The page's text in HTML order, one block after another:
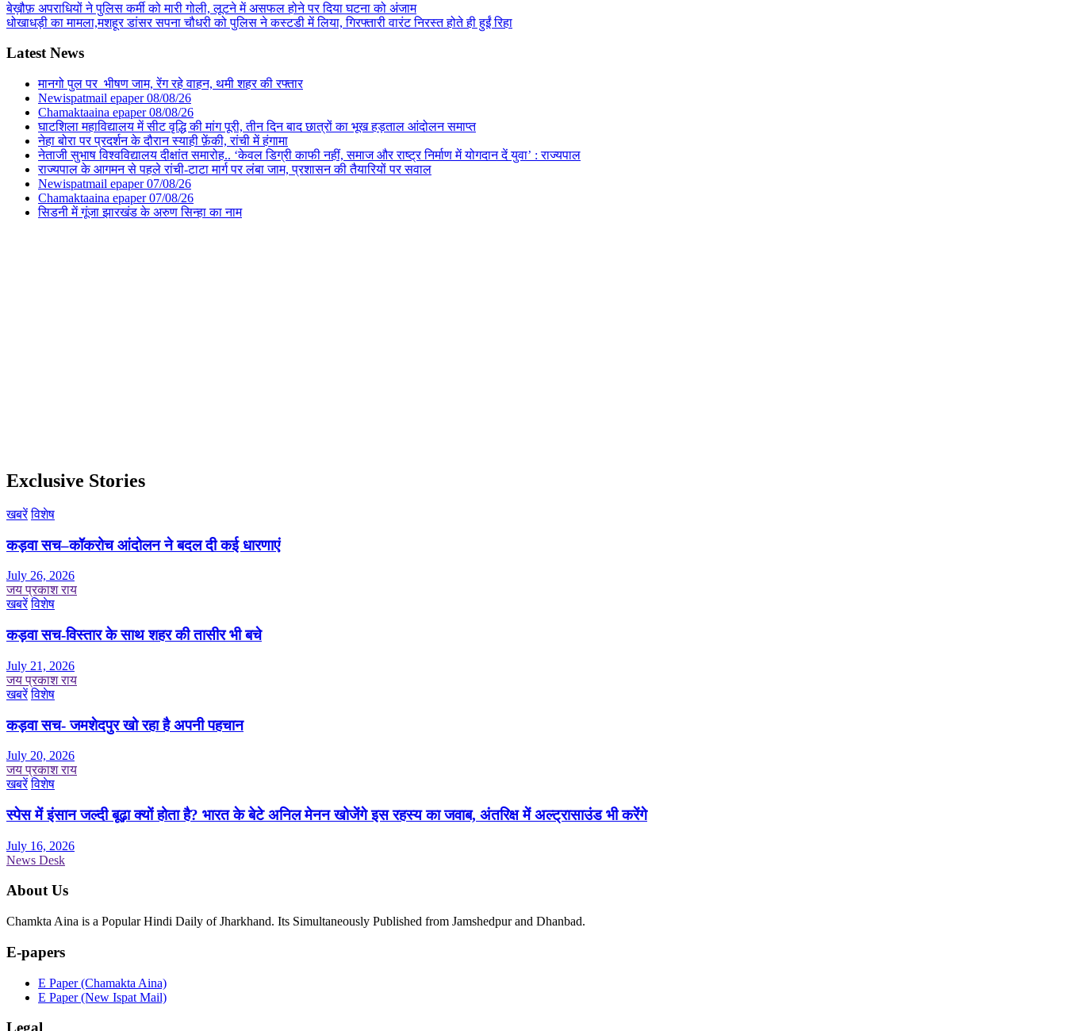
बेख़ौफ़ अपराधियों ने पुलिस कर्मी को मारी गोली, लूटने में असफल होने पर दिया घटना को अंजाम
धोखाधड़ी का मामला,मशहूर डांसर सपना चौधरी को पुलिस ने कस्टडी में लिया, गिरफ्तारी वारंट निरस्त होते ही हुईं रिहा
Latest News
मानगो पुल पर भीषण जाम, रेंग रहे वाहन, थमी शहर की रफ्तार
Newispatmail epaper 08/08/26
Chamaktaaina epaper 08/08/26
घाटशिला महाविद्यालय में सीट वृद्धि की मांग पूरी, तीन दिन बाद छात्रों का भूख हड़ताल आंदोलन समाप्त
नेहा बोरा पर प्रदर्शन के दौरान स्याही फ़ेंकी, रांची में हंगामा
नेताजी सुभाष विश्वविद्यालय दीक्षांत समारोह.. ‘केवल डिग्री काफी नहीं, समाज और राष्ट्र निर्माण में योगदान दें युवा’ : राज्यपाल
राज्यपाल के आगमन से पहले रांची-टाटा मार्ग पर लंबा जाम, प्रशासन की तैयारियों पर सवाल
Newispatmail epaper 07/08/26
Chamaktaaina epaper 07/08/26
सिडनी में गूंजा झारखंड के अरुण सिन्हा का नाम
Exclusive Stories
खबरें विशेष
कड़वा सच–कॉकरोच आंदोलन ने बदल दी कई धारणाएं
July 26, 2026
जय प्रकाश राय
खबरें विशेष
कड़वा सच-विस्तार के साथ शहर की तासीर भी बचे
July 21, 2026
जय प्रकाश राय
खबरें विशेष
कड़वा सच- जमशेदपुर खो रहा है अपनी पहचान
July 20, 2026
जय प्रकाश राय
खबरें विशेष
स्पेस में इंसान जल्दी बूढ़ा क्यों होता है? भारत के बेटे अनिल मेनन खोजेंगे इस रहस्य का जवाब, अंतरिक्ष में अल्ट्रासाउंड भी करेंगे
July 16, 2026
News Desk
About Us
Chamkta Aina is a Popular Hindi Daily of Jharkhand. Its Simultaneously Published from Jamshedpur and Dhanbad.
E-papers
E Paper (Chamakta Aina)
E Paper (New Ispat Mail)
Legal